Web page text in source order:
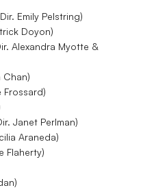
Emily Pelstring)
Doyon)
Alexandra Myotte &
Chan)
Frossard)
Janet Perlman)
Araneda)
Flaherty)